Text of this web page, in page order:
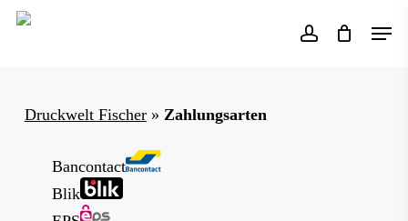
Skip
account
Menu
Druckwelt Fischer» Zahlungsarten
Bancontact
Blik